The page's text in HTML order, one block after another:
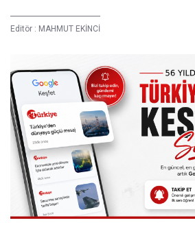
Editör : MAHMUT EKİNCİ